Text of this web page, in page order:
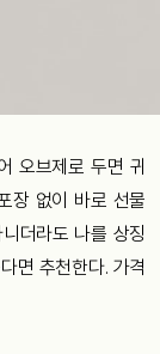
오브제로 두면 귀
장 없이 바로 선물
더라도 나를 상징
면 추천한다. 가격